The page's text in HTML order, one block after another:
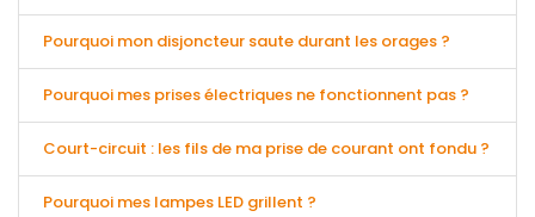
Pourquoi mon disjoncteur saute durant les orages ?
Pourquoi mes prises électriques ne fonctionnent pas ?
Court-circuit : les fils de ma prise de courant ont fondu ?
Pourquoi mes lampes LED grillent ?